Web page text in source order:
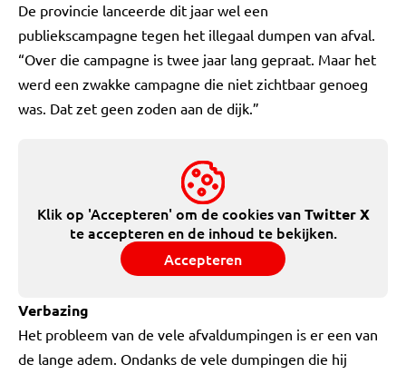
De provincie lanceerde dit jaar wel een
publiekscampagne tegen het illegaal dumpen van afval.
“Over die campagne is twee jaar lang gepraat. Maar het
werd een zwakke campagne die niet zichtbaar genoeg
was. Dat zet geen zoden aan de dijk.”
Klik op 'Accepteren' om de cookies vanTwitter X
te accepteren en de inhoud te bekijken.
Accepteren
Verbazing
Het probleem van de vele afvaldumpingen is er een van
de lange adem. Ondanks de vele dumpingen die hij